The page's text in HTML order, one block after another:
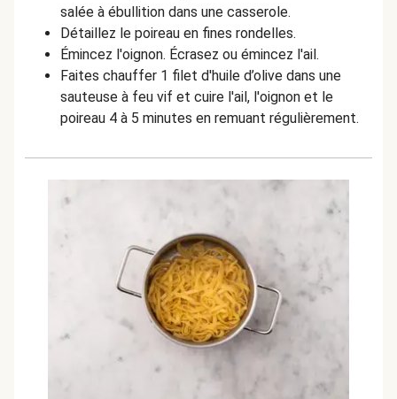
salée à ébullition dans une casserole.
Détaillez le poireau en fines rondelles.
Émincez l'oignon. Écrasez ou émincez l'ail.
Faites chauffer 1 filet d'huile d’olive dans une
sauteuse à feu vif et cuire l'ail, l'oignon et le
poireau 4 à 5 minutes en remuant régulièrement.